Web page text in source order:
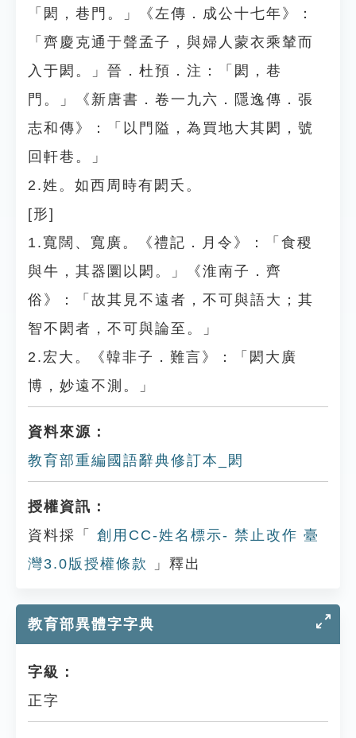
「閎，巷門。」《左傳．成公十七年》：
「齊慶克通于聲孟子，與婦人蒙衣乘輦而
入于閎。」晉．杜預．注：「閎，巷
門。」《新唐書．卷一九六．隱逸傳．張
志和傳》：「以門隘，為買地大其閎，號
回軒巷。」
2.姓。如西周時有閎夭。
[形]
1.寬闊、寬廣。《禮記．月令》：「食稷
與牛，其器圜以閎。」《淮南子．齊
俗》：「故其見不遠者，不可與語大；其
智不閎者，不可與論至。」
2.宏大。《韓非子．難言》：「閎大廣
博，妙遠不測。」
資料來源：
教育部重編國語辭典修訂本_閎
授權資訊：
資料採「
創用CC-姓名標示- 禁止改作 臺
灣3.0版授權條款
」釋出
教育部異體字字典
字級：
正字